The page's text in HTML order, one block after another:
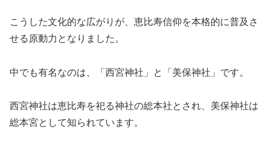
こうした文化的な広がりが、恵比寿信仰を本格的に普及さ
せる原動力となりました。
中でも有名なのは、「西宮神社」と「美保神社」です。
西宮神社は恵比寿を祀る神社の総本社とされ、美保神社は
総本宮として知られています。